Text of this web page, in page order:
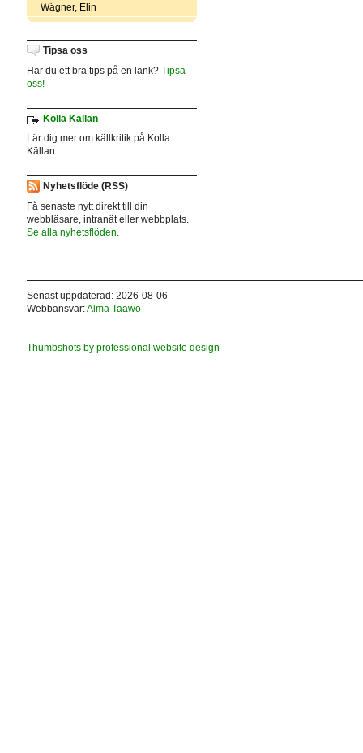
Wägner, Elin
Tipsa oss
Har du ett bra tips på en länk? Tipsa
oss!
Kolla Källan
Lär dig mer om källkritik på Kolla
Källan
Nyhetsflöde (RSS)
Få senaste nytt direkt till din
webbläsare, intranät eller webbplats.
Se alla nyhetsflöden.
Senast uppdaterad: 2026-08-06
Webbansvar:Alma Taawo
Thumbshots by professional website design